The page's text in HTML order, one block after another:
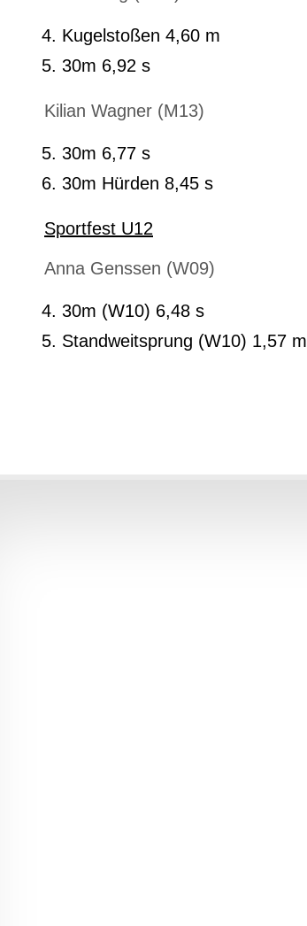
Kugelstoßen 4,60 m
30m 6,92 s
Kilian Wagner (M13)
30m 6,77 s
30m Hürden 8,45 s
Sportfest U12
Anna Genssen (W09)
30m (W10) 6,48 s
Standweitsprung (W10) 1,57 m